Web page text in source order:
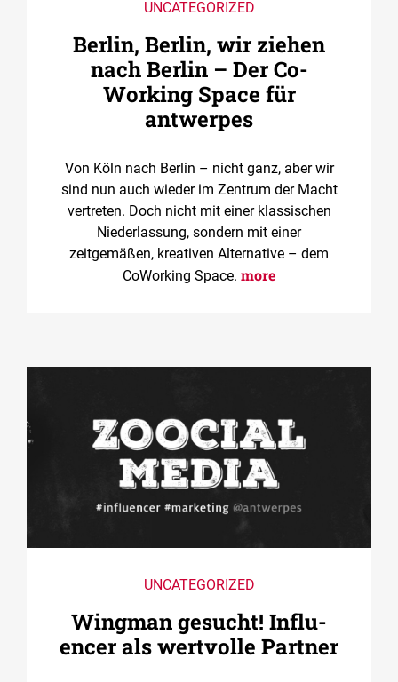
UNCATEGORIZED
Berlin, Berlin, wir ziehen
nach Berlin – Der Co­
Working Space für
antwerpes
Von Köln nach Berlin – nicht ganz, aber wir
sind nun auch wieder im Zentrum der Macht
vertreten. Doch nicht mit einer klassischen
Niederlassung, sondern mit einer
zeitgemäßen, kreativen Alternative – dem
CoWorking Space. more
UNCATEGORIZED
Wingman gesucht! ­Influ­
encer als wertvolle Partner